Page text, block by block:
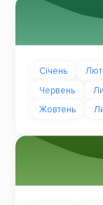
Січень
Червень
Жовтень